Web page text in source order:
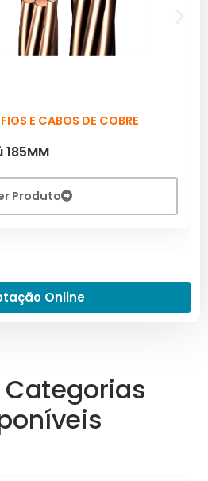
FIOS E CABOS DE COBRE
Produto
Online